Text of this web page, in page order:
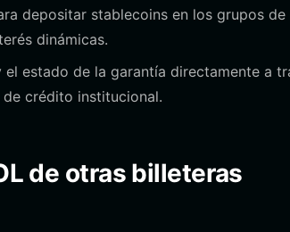
depositar stablecoins en los grupos de
dinámicas.
estado de la garantía directamente a
crédito institucional.
de otras billeteras